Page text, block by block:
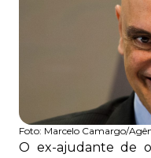
Foto: Marcelo Camargo/
O ex-ajudante de